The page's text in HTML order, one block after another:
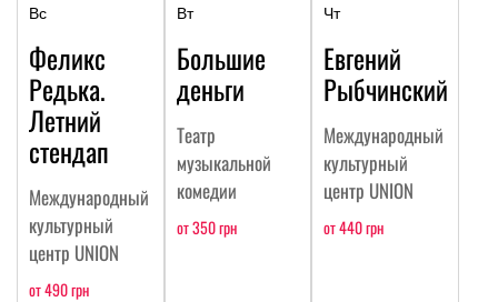
Вс
Феликс
Редька.
Летний
стендап
Международный
культурный
центр UNION
от 490 грн
Вт
Большие
деньги
Театр
музыкальной
комедии
от 350 грн
Чт
Евгений
Рыбчинский
Международный
культурный
центр UNION
от 440 грн